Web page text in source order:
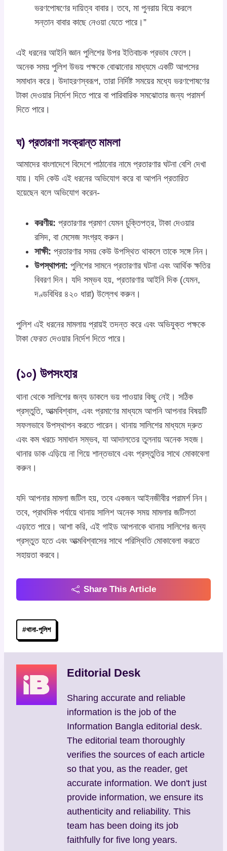
ভরণপোষণের দায়িত্ব বাবার। তবে, মা পুনরায় বিয়ে করলে
সন্তান বাবার কাছে নেওয়া যেতে পারে।”
এই ধরনের আইনি জ্ঞান পুলিশের উপর ইতিবাচক প্রভাব ফেলে।
অনেক সময় পুলিশ উভয় পক্ষকে বোঝানোর মাধ্যমে একটি আপসের
সমাধান করে। উদাহরণস্বরূপ, তারা নির্দিষ্ট সময়ের মধ্যে ভরণপোষণের
টাকা দেওয়ার নির্দেশ দিতে পারে বা পারিবারিক সমঝোতার জন্য পরামর্শ
দিতে পারে।
ঘ) প্রতারণা সংক্রান্ত মামলা
আমাদের বাংলাদেশে বিদেশে পাঠানোর নামে প্রতারণার ঘটনা বেশি দেখা
যায়। যদি কেউ এই ধরনের অভিযোগ করে বা আপনি প্রতারিত
হয়েছেন বলে অভিযোগ করেন-
করণীয়: প্রতারণার প্রমাণ যেমন চুক্তিপত্র, টাকা দেওয়ার
রসিদ, বা মেসেজ সংগ্রহ করুন।
সাক্ষী: প্রতারণার সময় কেউ উপস্থিত থাকলে তাকে সঙ্গে নিন।
উপস্থাপনা: পুলিশের সামনে প্রতারণার ঘটনা এবং আর্থিক ক্ষতির
বিবরণ দিন। যদি সম্ভব হয়, প্রতারণার আইনি দিক (যেমন,
দণ্ডবিধির ৪২০ ধারা) উল্লেখ করুন।
পুলিশ এই ধরনের মামলায় প্রায়ই তদন্ত করে এবং অভিযুক্ত পক্ষকে
টাকা ফেরত দেওয়ার নির্দেশ দিতে পারে।
(১০) উপসংহার
থানা থেকে সালিশের জন্য ডাকলে ভয় পাওয়ার কিছু নেই। সঠিক
প্রস্তুতি, আত্মবিশ্বাস, এবং প্রমাণের মাধ্যমে আপনি আপনার বিষয়টি
সফলভাবে উপস্থাপন করতে পারেন। থানায় সালিশের মাধ্যমে দ্রুত
এবং কম খরচে সমাধান সম্ভব, যা আদালতের তুলনায় অনেক সহজ।
থানার ডাক এড়িয়ে না গিয়ে শান্তভাবে এবং প্রস্তুতির সাথে মোকাবেলা
করুন।
যদি আপনার মামলা জটিল হয়, তবে একজন আইনজীবীর পরামর্শ নিন।
তবে, প্রাথমিক পর্যায়ে থানায় সালিশ অনেক সময় মামলার জটিলতা
এড়াতে পারে। আশা করি, এই গাইড আপনাকে থানায় সালিশের জন্য
প্রস্তুত হতে এবং আত্মবিশ্বাসের সাথে পরিস্থিতি মোকাবেলা করতে
সহায়তা করবে।
Share This Article
Post
Tags:
#থানা-পুলিশ
Editorial Desk
Sharing accurate and reliable
information is the job of the
Information Bangla editorial desk.
The editorial team thoroughly
verifies the sources of each article
so that you, as the reader, get
accurate information. We don't just
provide information, we ensure its
authenticity and reliability. This
team has been doing its job
faithfully for five long years.